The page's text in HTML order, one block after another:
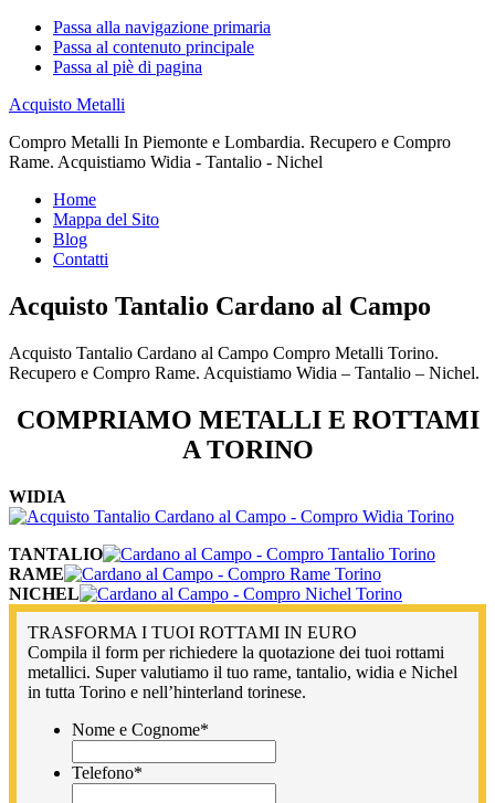
Passa alla navigazione primaria
Passa al contenuto principale
Passa al piè di pagina
Acquisto Metalli
Compro Metalli In Piemonte e Lombardia. Recupero e Compro
Rame. Acquistiamo Widia - Tantalio - Nichel
Home
Mappa del Sito
Blog
Contatti
Acquisto Tantalio Cardano al Campo
Acquisto Tantalio Cardano al Campo Compro Metalli Torino.
Recupero e Compro Rame. Acquistiamo Widia – Tantalio – Nichel.
COMPRIAMO METALLI E ROTTAMI
A TORINO
WIDIA
TANTALIO
RAME
NICHEL
TRASFORMA I TUOI ROTTAMI IN EURO
Compila il form per richiedere la quotazione dei tuoi rottami
metallici. Super valutiamo il tuo rame, tantalio, widia e Nichel
in tutta Torino e nell’hinterland torinese.
Nome e Cognome*
Telefono*